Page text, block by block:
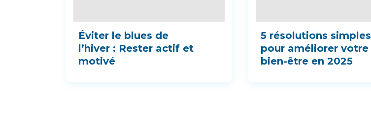
Éviter le blues de
l’hiver : Rester actif et
motivé
5 résolutions simples
pour améliorer votre
bien-être en 2025